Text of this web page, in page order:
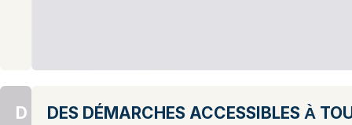
D
DES DÉMARCHES ACCESSIBLES À